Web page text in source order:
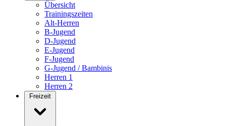
Übersicht
Trainingszeiten
Alt-Herren
B-Jugend
D-Jugend
E-Jugend
F-Jugend
G-Jugend / Bambinis
Herren 1
Herren 2
Freizeit